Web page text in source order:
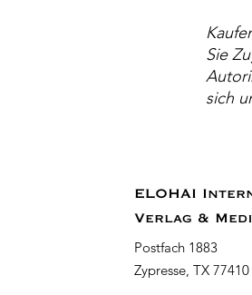
Sie
sich
ELOHAI
Verlag &
Postfach 1883
Zypresse, TX 77410